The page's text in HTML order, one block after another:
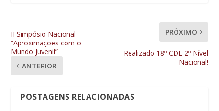
II Simpósio Nacional
“Aproximações com o
Mundo Juvenil”
ANTERIOR
PRÓXIMO
Realizado 18º CDL 2º Nível
Nacional!
POSTAGENS RELACIONADAS